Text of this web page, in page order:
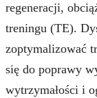
regeneracji,
treningu (TE).
zoptymalizować
się do poprawy
wytrzymałości i